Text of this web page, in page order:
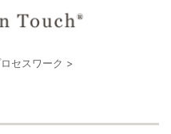
セスワーク >